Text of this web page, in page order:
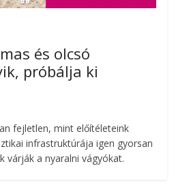
és olcsó
próbálja ki
fejletlen, mint előítéleteink
infrastruktúrája igen gyorsan
várják a nyaralni vágyókat.